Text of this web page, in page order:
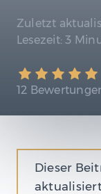
Zuletzt
Lesezeit:3
12
Dieser